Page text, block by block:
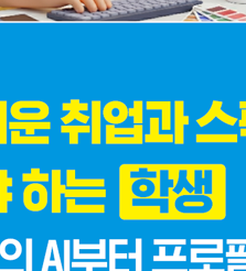
로 변경하기
4컷 K-웹툰 생성하기
기
이미지를 생성하려면?